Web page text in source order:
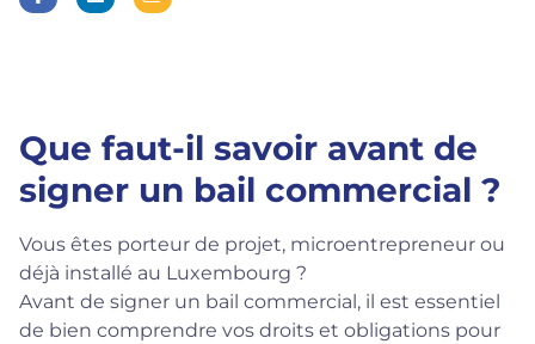
Que faut-il savoir avant de
signer un bail commercial ?
Vous êtes porteur de projet, microentrepreneur ou
déjà installé au Luxembourg ?
Avant de signer un bail commercial, il est essentiel
de bien comprendre vos droits et obligations pour